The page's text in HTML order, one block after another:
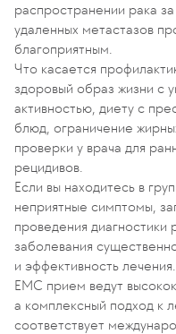
распространении рака
удаленных метастазов
благоприятным.
Что касается
здоровый образ жизни с
активностью, диету с
блюд, ограничение
проверки у врача для
рецидивов.
Если вы находитесь в
неприятные симптомы,
проведения
заболевания
и эффективность
ЕМС прием ведут
а комплексный подход к
соответствует